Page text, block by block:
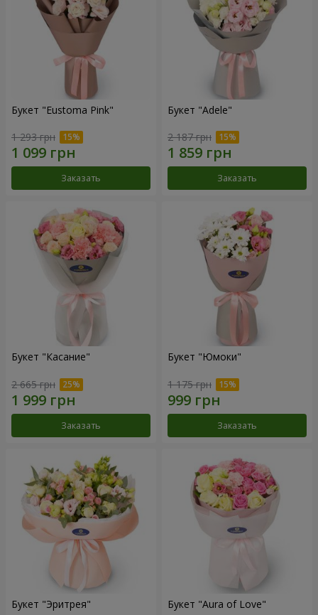
Букет "Eustoma Pink"
1 293 грн
Заказать
Букет "Adele"
2 187 грн
Заказать
Букет "Касание"
2 665 грн
Заказать
Букет "Юмоки"
1 175 грн
Заказать
Букет "Эритрея" Букет "Aura of Love"